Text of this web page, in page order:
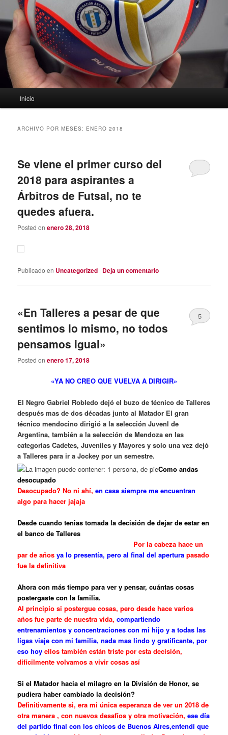
Inicio
ARCHIVO POR MESES: ENERO 2018
Se viene el primer curso del
2018 para aspirantes a
Árbitros de Futsal, no te
quedes afuera.
Posted onenero 28, 2018
Publicado en Uncategorized | Deja un comentario
«En Talleres a pesar de que
sentimos lo mismo, no todos
pensamos igual»
Posted onenero 17, 2018
5
«YA NO CREO QUE VUELVA A DIRIGIR»
El Negro Gabriel Robledo dejó el buzo de técnico de Talleres
después mas de dos décadas junto al Matador El gran
técnico mendocino dirigió a la selección Juvenl de
Argentina, también a la selección de Mendoza en las
categorías Cadetes, Juveniles y Mayores y solo una vez dejó
a Talleres para ir a Jockey por un semestre.
Como andas
desocupado
Desocupado? No ni ahí,en casa siempre me encuentran
algo para hacer jajaja
Desde cuando tenias tomada la decisión de dejar de estar en
el banco de Talleres
Por la cabeza hace un
par de añosya lo presentía, pero al final del apertura pasado
fue la definitiva
Ahora con más tiempo para ver y pensar, cuántas cosas
postergaste con la familia.
Al principio si postergue cosas, pero desde hace varios
años fue parte de nuestra vida,compartiendo
entrenamientos y concentraciones con mi hijo y a todas las
ligas viaje con mi familia, nada mas lindo y gratificante, por
eso hoy ellos también están triste por esta decisión,
difícilmente volvamos a vivir cosas así
Si el Matador hacia el milagro en la División de Honor, se
pudiera haber cambiado la decisión?
Definitivamente si, era mi única esperanza de ver un 2018 de
otra manera , con nuevos desafíos y otra motivación,ese día
del partido final con los chicos de Buenos Aires,entendí que